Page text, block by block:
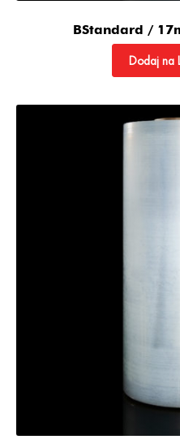
BStandard /
Dodaj na